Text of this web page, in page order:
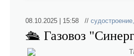
08.10.2025 | 15:58 // судостроение,
🛳 Газовоз